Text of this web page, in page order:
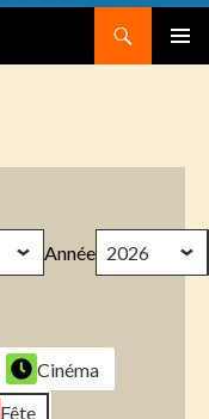
Année
Cinéma
Fête